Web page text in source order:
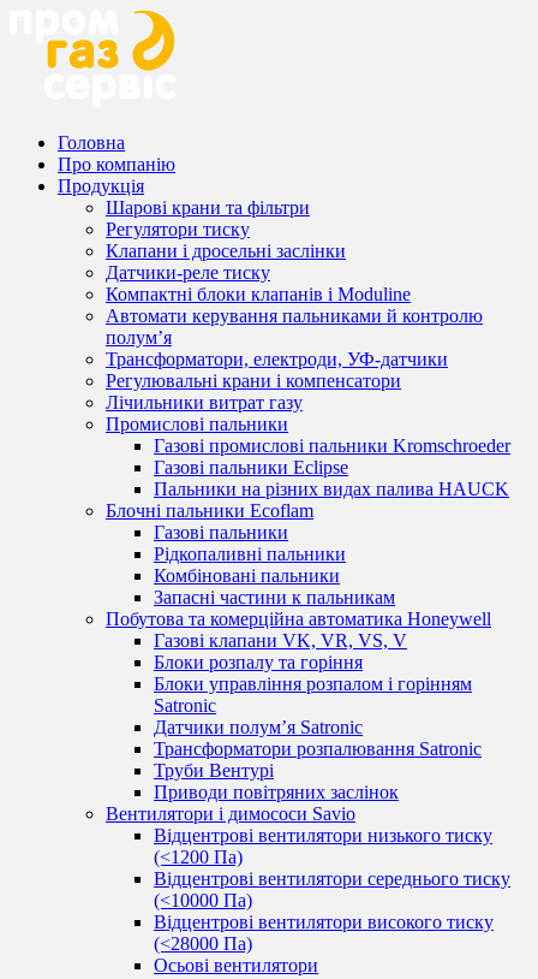
Головна
Про компанію
Продукція
Шарові крани та фільтри
Регулятори тиску
Клапани і дросельні заслінки
Датчики-реле тиску
Компактні блоки клапанів і Moduline
Автомати керування пальниками й контролю
полум’я
Трансформатори, електроди, УФ-датчики
Регулювальні крани і компенсатори
Лічильники витрат газу
Промислові пальники
Газові промислові пальники Kromschroeder
Газові пальники Eclipse
Пальники на різних видах палива HAUCK
Блочні пальники Ecoflam
Газові пальники
Рідкопаливні пальники
Комбіновані пальники
Запасні частини к пальникам
Побутова та комерційна автоматика Honeywell
Газові клапани VK, VR, VS, V
Блоки розпалу та горіння
Блоки управління розпалом і горінням
Satronic
Датчики полум’я Satronic
Трансформатори розпалювання Satronic
Труби Вентурі
Приводи повітряних заслінок
Вентилятори і димососи Savio
Відцентрові вентилятори низького тиску
(<1200 Па)
Відцентрові вентилятори середнього тиску
(<10000 Па)
Відцентрові вентилятори високого тиску
(<28000 Па)
Осьові вентилятори